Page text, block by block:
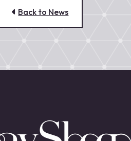
Back to News